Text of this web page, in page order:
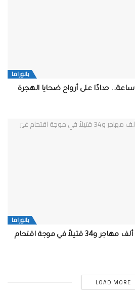
بانوراما
لوبوكلاج .. يوقف النشر 24 ساعة… حدادًا على أرواح ضحايا الهجرة
بانوراما
رئيس سبتة يكشف عن 60 ألف مهاجر و34 قتيلاً في موجة اقتحام
LOAD MORE